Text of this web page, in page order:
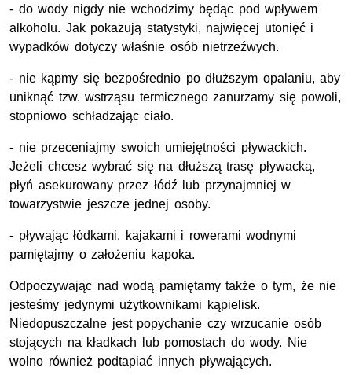
- do wody nigdy nie wchodzimy będąc pod wpływem
alkoholu. Jak pokazują statystyki, najwięcej utonięć i
wypadków dotyczy właśnie osób nietrzeźwych.
- nie kąpmy się bezpośrednio po dłuższym opalaniu, aby
uniknąć tzw. wstrząsu termicznego zanurzamy się powoli,
stopniowo schładzając ciało.
- nie przeceniajmy swoich umiejętności pływackich.
Jeżeli chcesz wybrać się na dłuższą trasę pływacką,
płyń asekurowany przez łódź lub przynajmniej w
towarzystwie jeszcze jednej osoby.
- pływając łódkami, kajakami i rowerami wodnymi
pamiętajmy o założeniu kapoka.
Odpoczywając nad wodą pamiętamy także o tym, że nie
jesteśmy jedynymi użytkownikami kąpielisk.
Niedopuszczalne jest popychanie czy wrzucanie osób
stojących na kładkach lub pomostach do wody. Nie
wolno również podtapiać innych pływających.